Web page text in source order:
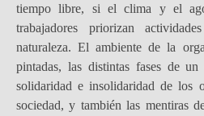
tiempo libre, si el clima y el
trabajadores priorizan
naturaleza. El ambiente de la
pintadas, las distintas fases de
solidaridad e insolidaridad de los
sociedad, y también las mentiras